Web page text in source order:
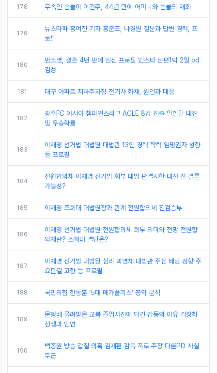
178 무속인 순돌이 이건주, 44년 만에 어머니와 눈물의 재회
179
뉴스타파 홍여진 기자 홍준표, 나경원 질문과 답변 경력, 프
로필
180
반소영, 결혼 4년 만에 임신 프로필 인스타 남편1박 2일 pd
김성
181 대구 아파트 지하주차장 전기차 화재, 원인과 대응
182
광주FC 아시아 챔피언스리그 ACLE 8강 진출 알힐랄 대진
및 우승확률
183
이재명 선거법 대법원 대법관 13인 경력 학력 임명권자 성향
등 프로필
184
전원합의체 이재명 선거법 회부 대법 판결시한 대선 전 결론
가능성?
185 이재명 조희대 대법원장과 관계 전원합의체 진검승부
186
이재명 선거법 대법원 전원합의체 회부 의미와 전망 전원합
의체란? 조희대 결단은?
187
이재명 선거법 대법원 심리 박영재 대법관 주심 배당 성향 주
요판결 고향 등 프로필
188 국민의힘 한동훈 ‘5대 메가폴리스’ 공약 분석
189
문형배 물려받은 교복 졸업사진에 담긴 감동의 이유 김장하
선생과 인연
190
백종원 방송 갑질 의혹 김재환 감독 폭로 주장 다른PD 사실
무근